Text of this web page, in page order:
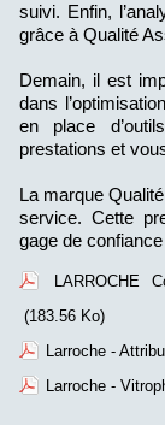
suivi. Enfin,
grâce à Qualité
Demain, il est
dans
en place
prestations et
La marque
service. Cette
gage de
LARROCHE
(183.56 Ko)
Larroche -
Larroche -